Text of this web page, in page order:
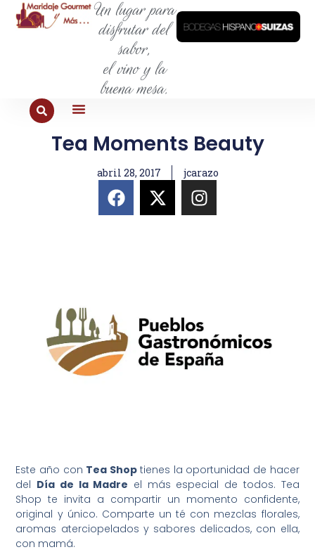
Un lugar para
disfrutar del
sabor,
el vino y la
buena mesa.
Tea Moments Beauty
abril 28, 2017 jcarazo
Este año con Tea Shoptienes la oportunidad de hacer
del Día de la Madre el más especial de todos. Tea
Shop te invita a compartir un momento confidente,
original y único. Comparte un té con mezclas florales,
aromas aterciopelados y sabores delicados, con ella,
con mamá.